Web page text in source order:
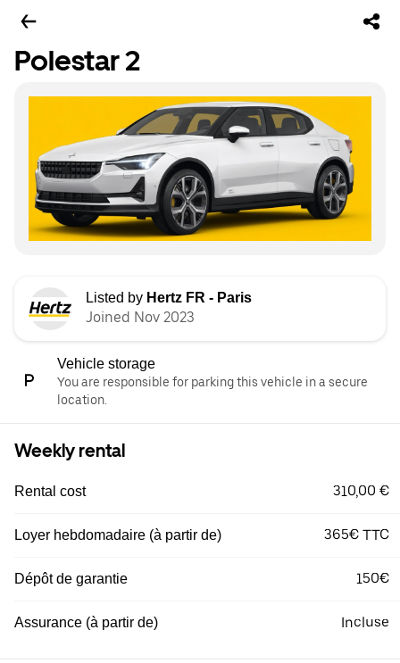
Polestar 2
Listed by Hertz FR - Paris
Joined Nov 2023
Vehicle storage
You are responsible for parking this vehicle in a secure
location.
Weekly rental
Rental cost 310,00 €
Loyer hebdomadaire (à partir de) 365€ TTC
Dépôt de garantie 150€
Assurance (à partir de) Incluse